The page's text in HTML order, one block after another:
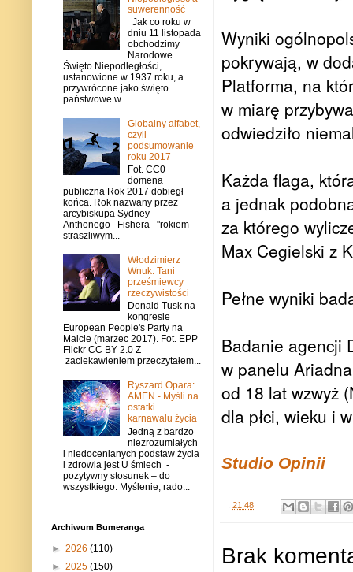
Wyniki
pokrywają, w
Platforma, na
w miarę
odwiedziło
Każda flaga,
a jednak
za którego
Max Cegielski z
Pełne wyniki
Badanie agencji
w panelu
od 18 lat wzwyż
dla płci, wieku i
Studio Opinii
. 21:48
Brak
suwerenność
Jak co roku w
dniu 11 listopada
obchodzimy
Narodowe
Święto Niepodległości,
ustanowione w 1937 roku, a
przywrócone jako święto
państwowe w ...
Globalny alfabet,
czyli
podsumowanie
roku 2017
Fot. CC0
domena
publiczna Rok 2017 dobiegł
końca. Rok nazwany przez
arcybiskupa Sydney
Anthonego Fishera "rokiem
straszliwym...
Włodzimierz
Wnuk: Tani
prześmiewcy
rzeczywistości
Donald Tusk na
kongresie
European People's Party na
Malcie (marzec 2017). Fot. EPP
Flickr CC BY 2.0 Z
zaciekawieniem przeczytałem...
Ryszard Opara:
AMEN - Myśli na
ostatki
karnawału życia
Jedną z bardzo
niezrozumiałych
i niedocenianych podstaw życia
i zdrowia jest U śmiech -
pozytywny stosunek – do
wszystkiego. Myślenie, rado...
Archiwum Bumeranga
► 2026 (110)
► 2025 (150)